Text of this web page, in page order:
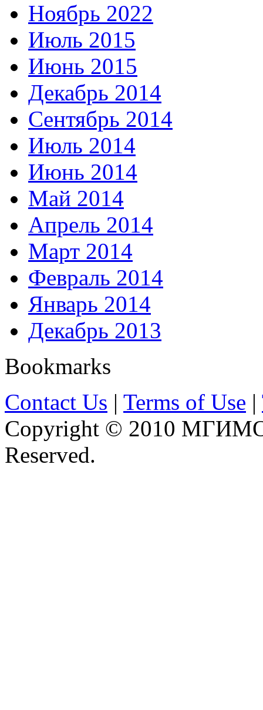
Ноябрь 2022
Июль 2015
Июнь 2015
Декабрь 2014
Сентябрь 2014
Июль 2014
Июнь 2014
Май 2014
Апрель 2014
Март 2014
Февраль 2014
Январь 2014
Декабрь 2013
Bookmarks
Contact Us | Terms of Use |
Copyright © 2010 МГИМО
Reserved.